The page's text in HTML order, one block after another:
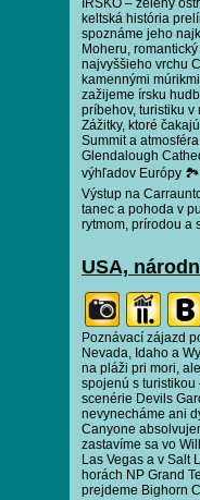
ÍRSKO – zelený
keltská história
spoznáme jeho
Moheru,
najvyššieho vrchu
kamennými
zažijeme írsku
príbehov, turistiku
Zážitky, ktoré
Summit a
Glendalough
výhľadov Európy 🏞️
Výstup na
tanec a pohoda v
rytmom, prírodou a
USA,
Poznávací zájazd
Nevada, Idaho a
na pláži pri mori,
spojenú s turistikou
scenérie Devils
nevynecháme ani
Canyone
zastavíme sa vo
Las Vegas a v Salt
horách NP Grand
prejdeme Bighorn